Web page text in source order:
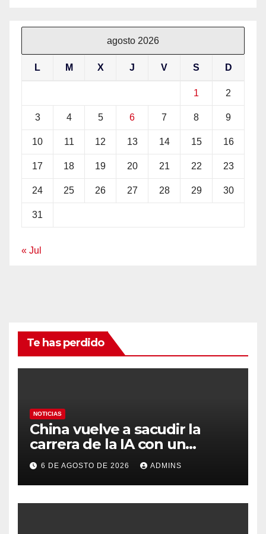
agosto 2026
L M X J V S D
1 2
3 4 5 6 7 8 9
10 11 12 13 14 15 16
17 18 19 20 21 22 23
24 25 26 27 28 29 30
31
« Jul
Te has perdido
NOTICIAS
China vuelve a sacudir la
carrera de la IA con un
modelo capaz de trabajar
durante días sin intervención
humana
6 DE AGOSTO DE 2026 ADMINS